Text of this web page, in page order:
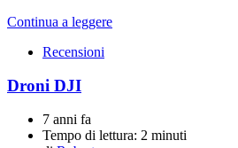
Continua a leggere
Recensioni
Droni DJI
7 anni fa
Tempo di lettura: 2 minuti